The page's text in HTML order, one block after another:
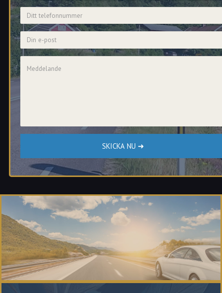
Telefonnummer
E-post
Meddelande